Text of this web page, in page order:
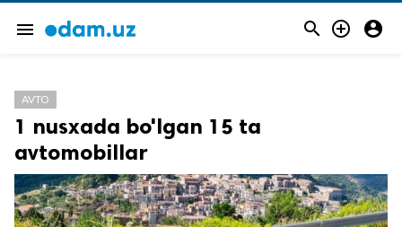
menu   
AVTO
1 nusxada bo'lgan 15 ta
avtomobillar